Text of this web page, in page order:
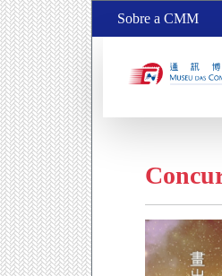
Sobre a CMM